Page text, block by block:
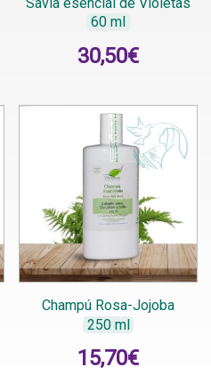
60 ml
30,50€
Champú Rosa-Jojoba
250 ml
15,70€